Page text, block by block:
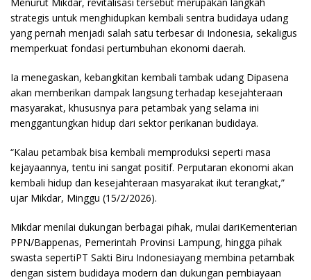
strategis untuk menghidupkan kembali sentra budidaya udang
yang pernah menjadi salah satu terbesar di Indonesia, sekaligus
memperkuat fondasi pertumbuhan ekonomi daerah.
Ia menegaskan, kebangkitan kembali tambak udang Dipasena
akan memberikan dampak langsung terhadap kesejahteraan
masyarakat, khususnya para petambak yang selama ini
menggantungkan hidup dari sektor perikanan budidaya.
“Kalau petambak bisa kembali memproduksi seperti masa
kejayaannya, tentu ini sangat positif. Perputaran ekonomi akan
kembali hidup dan kesejahteraan masyarakat ikut terangkat,”
ujar Mikdar, Minggu (15/2/2026).
Mikdar menilai dukungan berbagai pihak, mulai dariKementerian
PPN/Bappenas, Pemerintah Provinsi Lampung, hingga pihak
swasta sepertiPT Sakti Biru Indonesiayang membina petambak
dengan sistem budidaya modern dan dukungan pembiayaan